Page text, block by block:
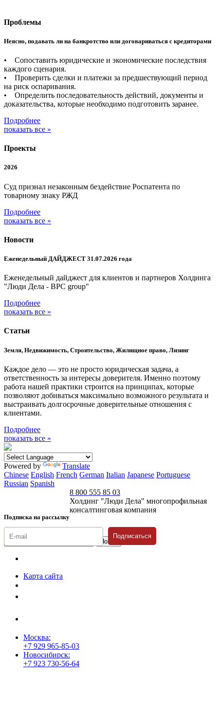
Проблемы
Неясно, подавать ли на банкротство или договариваться с кредиторами
• Сопоставить юридические и экономические последствия
каждого сценария.
• Проверить сделки и платежи за предшествующий период
на риск оспаривания.
• Определить последовательность действий, документы и
доказательства, которые необходимо подготовить заранее.
Подробнее
показать все »
Проекты
2026
Суд признал незаконным бездействие Роспатента по
товарному знаку РЖД
Подробнее
показать все »
Новости
Еженедельный ДАЙДЖЕСТ 31.07.2026 года
Еженедельный дайджест для клиентов и партнеров Холдинга
"Люди Дела - BPC group"
Подробнее
показать все »
Статьи
Земля, Недвижимость, Строительство, Жилищное право, Лизинг
Каждое дело — это не просто юридическая задача, а
ответственность за интересы доверителя. Именно поэтому
работа нашей практики строится на принципах, которые
позволяют добиваться максимально возможного результата и
выстраивать долгосрочные доверительные отношения с
клиентами.
Подробнее
показать все »
Powered by
Translate
Chinese English French German Italian Japanese Portuguese
Russian Spanish
Подписка на рассылку
8 800 555 85 03
Холдинг "Люди Дела" многопрофильная
консалтинговая компания
Подписаться
Карта сайта
Москва:
+7 929 965-85-03
Новосибирск:
+7 923 730-56-64